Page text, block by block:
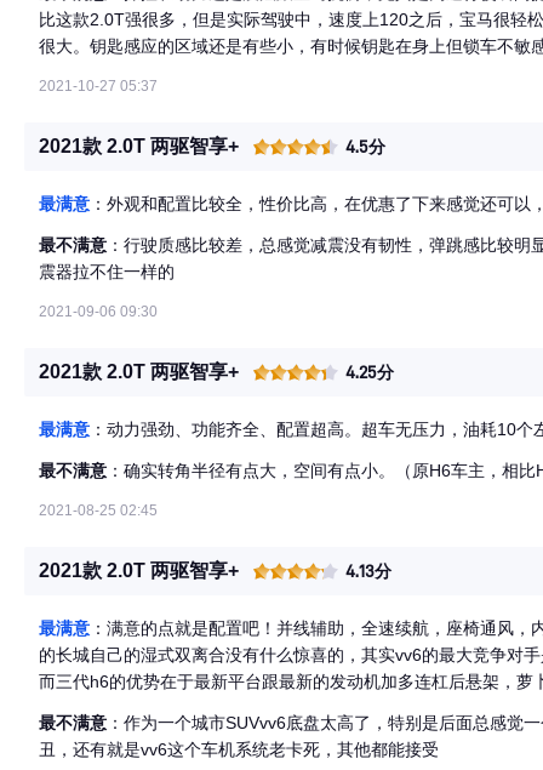
比这款2.0T强很多，但是实际驾驶中，速度上120之后，宝马很轻
很大。钥匙感应的区域还是有些小，有时候钥匙在身上但锁车不敏
2021-10-27 05:37
2021款 2.0T 两驱智享+ 4.5分
最满意 ：外观和配置比较全，性价比高，在优惠了下来感觉还可
最不满意 ：行驶质感比较差，总感觉减震没有韧性，弹跳感比较
震器拉不住一样的
2021-09-06 09:30
2021款 2.0T 两驱智享+ 4.25分
最满意 ：动力强劲、功能齐全、配置超高。超车无压力，油耗10
最不满意 ：确实转角半径有点大，空间有点小。（原H6车主，相比
2021-08-25 02:45
2021款 2.0T 两驱智享+ 4.13分
最满意 ：满意的点就是配置吧！并线辅助，全速续航，座椅通风
的长城自己的湿式双离合没有什么惊喜的，其实vv6的最大竞争对
而三代h6的优势在于最新平台跟最新的发动机加多连杠后悬架，萝
最不满意 ：作为一个城市SUVvv6底盘太高了，特别是后面总感觉
丑，还有就是vv6这个车机系统老卡死，其他都能接受